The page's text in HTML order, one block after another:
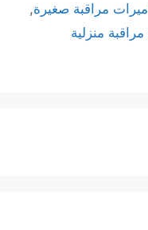
مراقبة صغيرة,
منزلية